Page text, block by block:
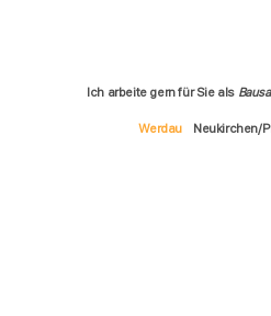
Ich arbeite gern für Sie als
Werdau Neukirchen/